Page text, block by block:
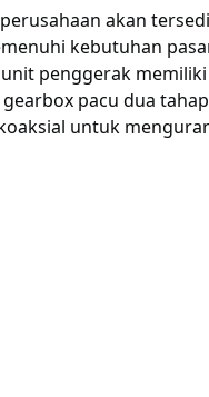
akan
kebutuhan
penggerak
pacu dua
untuk